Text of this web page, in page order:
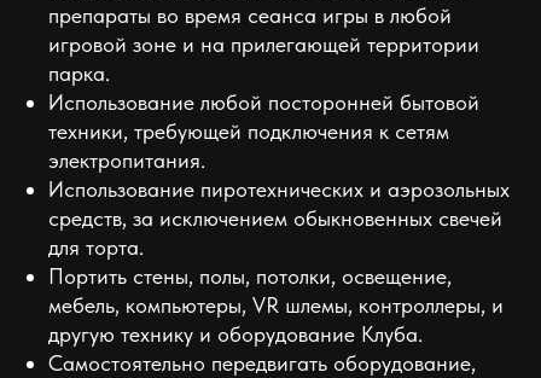
препараты во время сеанса игры в любой
игровой зоне и на прилегающей территории
парка.
Использование любой посторонней бытовой
техники, требующей подключения к сетям
электропитания.
Использование пиротехнических и аэрозольных
средств, за исключением обыкновенных свечей
для торта.
Портить стены, полы, потолки, освещение,
мебель, компьютеры, VR шлемы, контроллеры, и
другую технику и оборудование Клуба.
Самостоятельно передвигать оборудование,